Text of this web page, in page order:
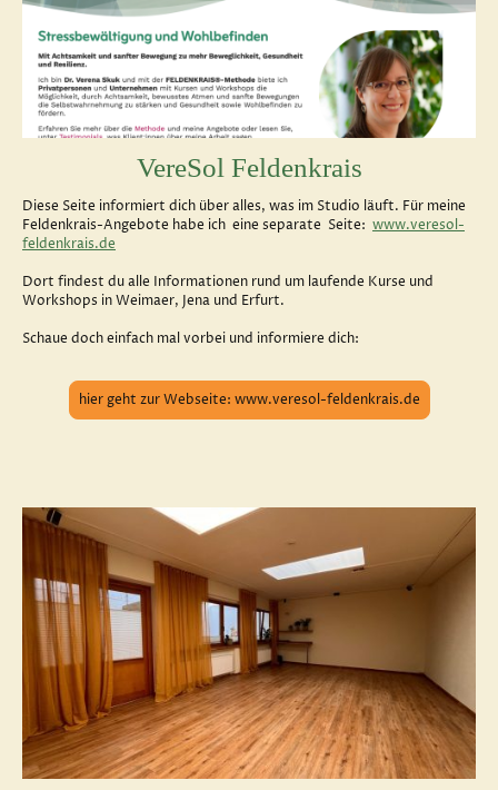
VereSol Feldenkrais
Diese Seite informiert dich über alles, was im Studio läuft. Für meine
Feldenkrais-Angebote habe ich eine separate Seite: www.veresol-
feldenkrais.de
Dort findest du alle Informationen rund um laufende Kurse und
Workshops in Weimaer, Jena und Erfurt.
Schaue doch einfach mal vorbei und informiere dich:
hier geht zur Webseite: www.veresol-feldenkrais.de